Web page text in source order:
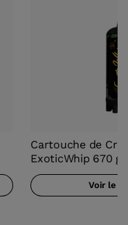
Cartouche de
ExoticWhip 670
Voir le